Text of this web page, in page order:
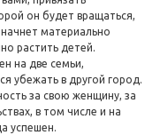
он будет вращаться,
материально
растить детей.
на две семьи,
убежать в другой город.
за свою женщину, за
в том числе и на
успешен.